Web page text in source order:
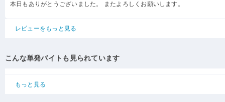
本日もありがとうございました。 またよろしくお願いします。
レビューをもっと見る
こんな単発バイトも見られています
もっと見る